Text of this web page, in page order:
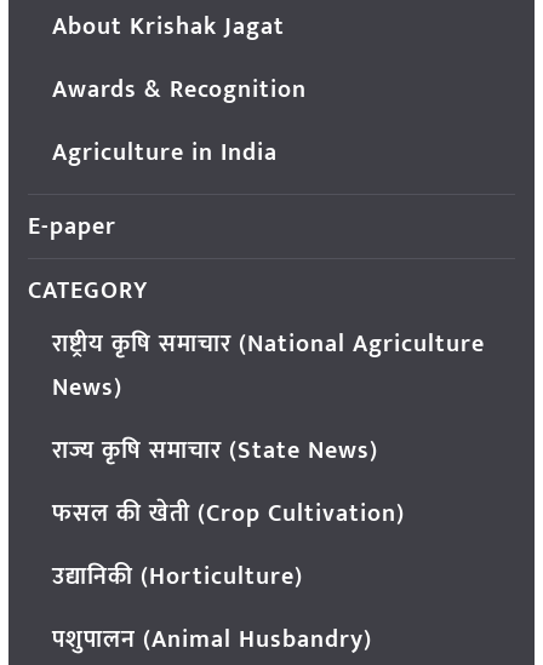
About Krishak Jagat
Awards & Recognition
Agriculture in India
E-paper
CATEGORY
राष्ट्रीय कृषि समाचार (National Agriculture
News)
राज्य कृषि समाचार (State News)
फसल की खेती (Crop Cultivation)
उद्यानिकी (Horticulture)
पशुपालन (Animal Husbandry)